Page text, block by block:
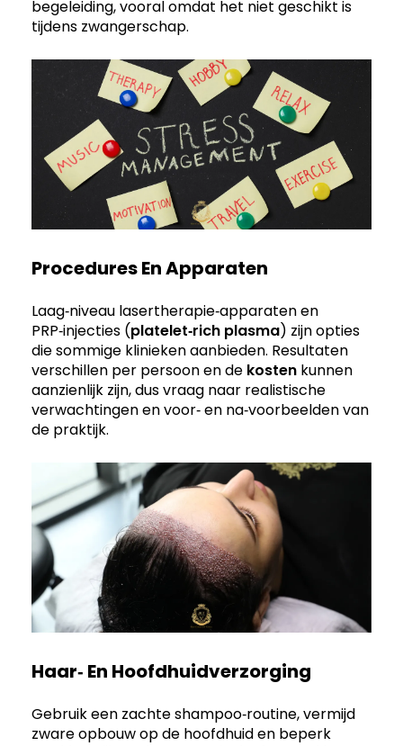
begeleiding, vooral omdat het niet geschikt is
tijdens zwangerschap.
Procedures En Apparaten
Laag‑niveau lasertherapie‑apparaten en
PRP‑injecties (platelet‑rich plasma) zijn opties
die sommige klinieken aanbieden. Resultaten
verschillen per persoon en de kosten kunnen
aanzienlijk zijn, dus vraag naar realistische
verwachtingen en voor‑ en na‑voorbeelden van
de praktijk.
Haar‑ En Hoofdhuidverzorging
Gebruik een zachte shampoo‑routine, vermijd
zware opbouw op de hoofdhuid en beperk